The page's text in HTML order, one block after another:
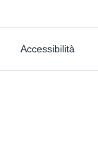
Accessibilità